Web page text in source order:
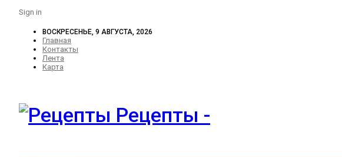
Sign in
ВОСКРЕСЕНЬЕ, 9 АВГУСТА, 2026
Главная
Контакты
Лента
Карта
Рецепты -